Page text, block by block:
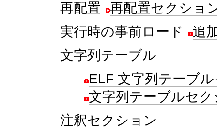
再配置
再配置セクショ
実行時の事前ロード
追
文字列テーブル
ELF 文字列テーブ
文字列テーブルセ
注釈セクション